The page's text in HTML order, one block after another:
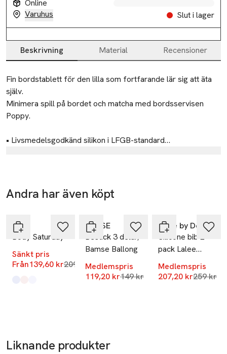
Online
Varuhus
Slut i lager
Beskrivning Material Recensioner
Beskrivning
Fin bordstablett för den lilla som fortfarande lär sig att äta
själv.
Minimera spill på bordet och matcha med bordsservisen
Poppy.
• Livsmedelsgodkänd silikon i LFGB-standard
• Kan återvinnas till 100% vid utvalda ställen (klassas som
icke farligt avfall)
Längd: 38 cm
Bredd: 25 cm
BOX 24026
104 50 Stockholm
E-post
info@jackojuno.com
Mobilnummer
SKU: 65943741
Andra har även köpt
Livly
Body Saturday
Sänkt pris
Från139,60 krLägsta pris 30 dagar
209,40 kr
-20%
BAMSE
Bestick 3 delar,
Bamse Ballong
Medlemspris
119,20 krLägsta pris 30 dagar
149 kr
Done by Deer
Silicone bib 2-
pack Lalee
Sand/Green
Medlemspris
207,20 krLägsta
259 kr
Liknande produkter